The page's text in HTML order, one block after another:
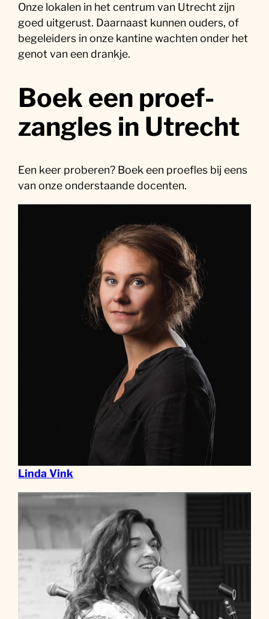
Onze lokalen in het centrum van Utrecht zijn
goed uitgerust. Daarnaast kunnen ouders, of
begeleiders in onze kantine wachten onder het
genot van een drankje.
Boek een proef-
zangles in Utrecht
Een keer proberen? Boek een proefles bij eens
van onze onderstaande docenten.
Linda Vink